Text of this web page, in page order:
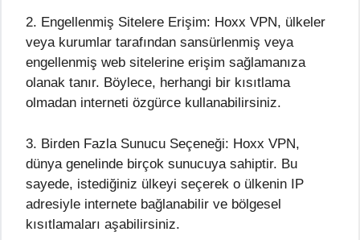
2. Engellenmiş Sitelere Erişim: Hoxx VPN, ülkeler
veya kurumlar tarafından sansürlenmiş veya
engellenmiş web sitelerine erişim sağlamanıza
olanak tanır. Böylece, herhangi bir kısıtlama
olmadan interneti özgürce kullanabilirsiniz.
3. Birden Fazla Sunucu Seçeneği: Hoxx VPN,
dünya genelinde birçok sunucuya sahiptir. Bu
sayede, istediğiniz ülkeyi seçerek o ülkenin IP
adresiyle internete bağlanabilir ve bölgesel
kısıtlamaları aşabilirsiniz.